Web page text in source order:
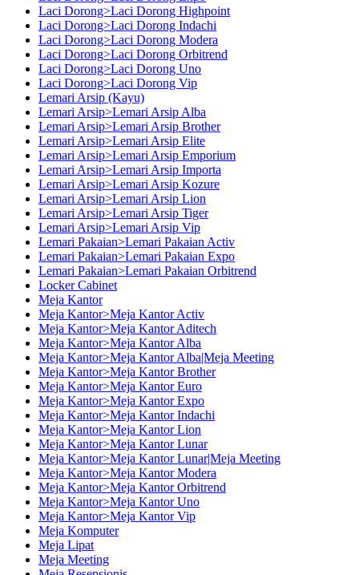
Laci Dorong>Laci Dorong Highpoint
Laci Dorong>Laci Dorong Indachi
Laci Dorong>Laci Dorong Modera
Laci Dorong>Laci Dorong Orbitrend
Laci Dorong>Laci Dorong Uno
Laci Dorong>Laci Dorong Vip
Lemari Arsip (Kayu)
Lemari Arsip>Lemari Arsip Alba
Lemari Arsip>Lemari Arsip Brother
Lemari Arsip>Lemari Arsip Elite
Lemari Arsip>Lemari Arsip Emporium
Lemari Arsip>Lemari Arsip Importa
Lemari Arsip>Lemari Arsip Kozure
Lemari Arsip>Lemari Arsip Lion
Lemari Arsip>Lemari Arsip Tiger
Lemari Arsip>Lemari Arsip Vip
Lemari Pakaian>Lemari Pakaian Activ
Lemari Pakaian>Lemari Pakaian Expo
Lemari Pakaian>Lemari Pakaian Orbitrend
Locker Cabinet
Meja Kantor
Meja Kantor>Meja Kantor Activ
Meja Kantor>Meja Kantor Aditech
Meja Kantor>Meja Kantor Alba
Meja Kantor>Meja Kantor Alba|Meja Meeting
Meja Kantor>Meja Kantor Brother
Meja Kantor>Meja Kantor Euro
Meja Kantor>Meja Kantor Expo
Meja Kantor>Meja Kantor Indachi
Meja Kantor>Meja Kantor Lion
Meja Kantor>Meja Kantor Lunar
Meja Kantor>Meja Kantor Lunar|Meja Meeting
Meja Kantor>Meja Kantor Modera
Meja Kantor>Meja Kantor Orbitrend
Meja Kantor>Meja Kantor Uno
Meja Kantor>Meja Kantor Vip
Meja Komputer
Meja Lipat
Meja Meeting